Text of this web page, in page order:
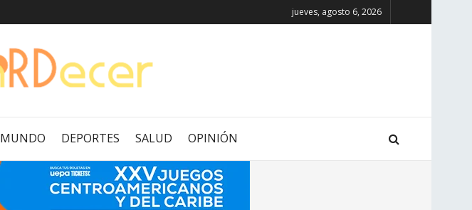
jueves, agosto 6, 2026
MUNDO DEPORTES SALUD OPINIÓN